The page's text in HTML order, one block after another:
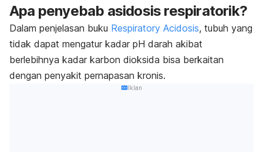
Apa penyebab asidosis respiratorik?
Dalam penjelasan buku Respiratory Acidosis, tubuh yang
tidak dapat mengatur kadar pH darah akibat
berlebihnya kadar karbon dioksida bisa berkaitan
dengan penyakit pernapasan kronis.
Iklan